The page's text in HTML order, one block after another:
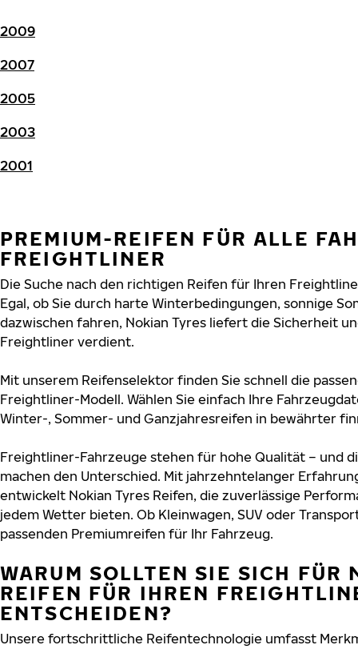
2009
2007
2005
2003
2001
PREMIUM-REIFEN FÜR ALLE
FREIGHTLINER
Die Suche nach den richtigen Reifen für Ihren
Egal, ob Sie durch harte Winterbedingungen, sonnige
dazwischen fahren, Nokian Tyres liefert die Sicherheit
Freightliner verdient.
Mit unserem Reifenselektor finden Sie schnell die
Freightliner-Modell. Wählen Sie einfach Ihre
Winter-, Sommer- und Ganzjahresreifen in bewährter
Freightliner-Fahrzeuge stehen für hohe Qualität – und
machen den Unterschied. Mit jahrzehntelanger
entwickelt Nokian Tyres Reifen, die zuverlässige
jedem Wetter bieten. Ob Kleinwagen, SUV oder
passenden Premiumreifen für Ihr Fahrzeug.
WARUM SOLLTEN SIE SICH FÜR
REIFEN FÜR IHREN
ENTSCHEIDEN?
Unsere fortschrittliche Reifentechnologie umfasst